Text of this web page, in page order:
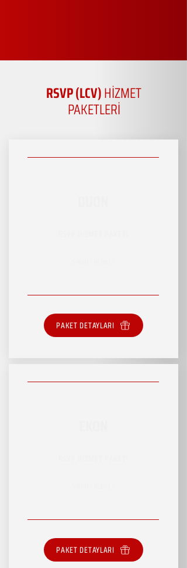
RSVP (LCV)HİZMET
PAKETLERİ
PAKET DETAYLARI
PAKET DETAYLARI